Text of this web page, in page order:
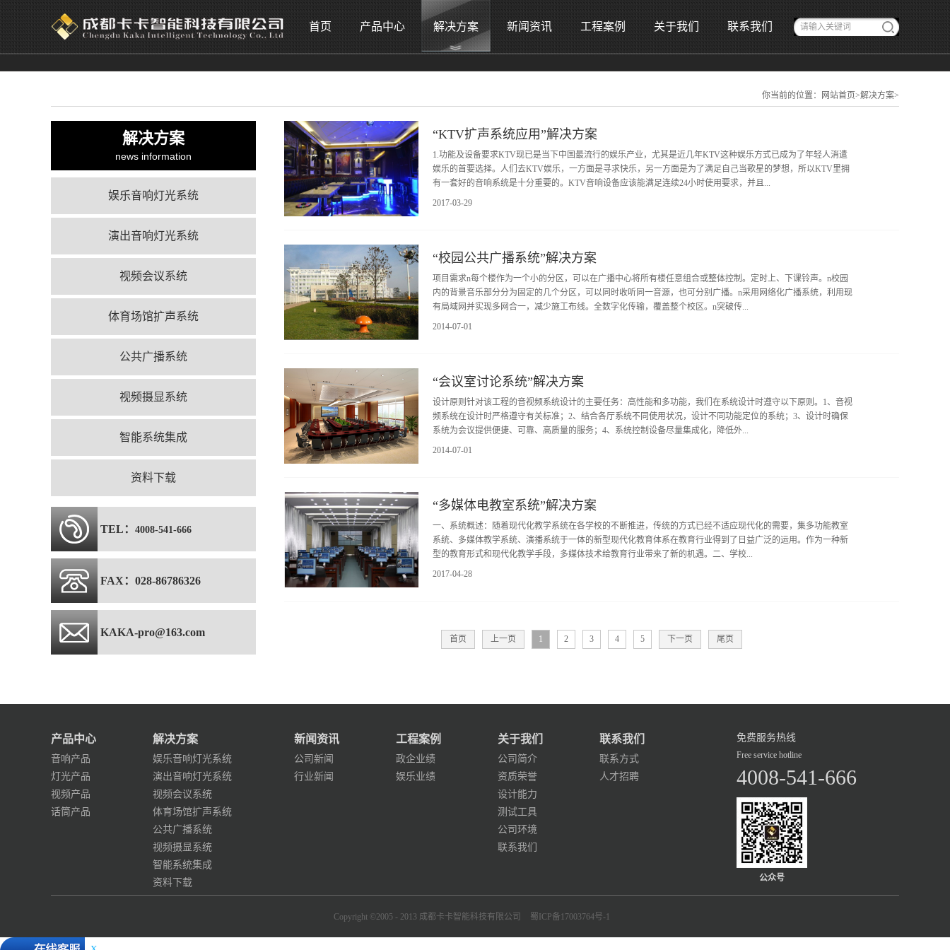
首页 产品中心 解决方案 新闻资讯 工程案例 关于我们 联系我们
你当前的位置： 网站首页>解决方案>
解决方案
news information
娱乐音响灯光系统
演出音响灯光系统
视频会议系统
体育场馆扩声系统
公共广播系统
视频摄显系统
智能系统集成
资料下载
TEL： 4008-541-666
FAX：028-86786326
KAKA-pro@163.com
“KTV扩声系统应用”解决方案
1.功能及设备要求KTV现已是当下中国最流行的娱乐产业，尤其是近几年KTV这种娱乐方式已成为了年轻人消遣
娱乐的首要选择。人们去KTV娱乐，一方面是寻求快乐，另一方面是为了满足自己当歌星的梦想，所以KTV里拥
有一套好的音响系统是十分重要的。KTV音响设备应该能满足连续24小时使用要求，并且...
2017-03-29
“校园公共广播系统”解决方案
项目需求n每个楼作为一个小的分区，可以在广播中心将所有楼任意组合或整体控制。定时上、下课铃声。n校园
内的背景音乐部分分为固定的几个分区，可以同时收听同一音源，也可分别广播。n采用网络化广播系统，利用现
有局域网并实现多网合一，减少施工布线。全数字化传输，覆盖整个校区。n突破传...
2014-07-01
“会议室讨论系统”解决方案
设计原则针对该工程的音视频系统设计的主要任务：高性能和多功能，我们在系统设计时遵守以下原则。1、音视
频系统在设计时严格遵守有关标准；2、结合各厅系统不同使用状况，设计不同功能定位的系统；3、设计时确保
系统为会议提供便捷、可靠、高质量的服务；4、系统控制设备尽量集成化，降低外...
2014-07-01
“多媒体电教室系统”解决方案
一、系统概述：随着现代化教学系统在各学校的不断推进，传统的方式已经不适应现代化的需要，集多功能教室
系统、多媒体教学系统、演播系统于一体的新型现代化教育体系在教育行业得到了日益广泛的运用。作为一种新
型的教育形式和现代化教学手段，多媒体技术给教育行业带来了新的机遇。二、学校...
2017-04-28
首页 上一页 1 2 3 4 5 下一页 尾页
免费服务热线
Free service hotline
4008-541-666
公众号
产品中心
音响产品
灯光产品
视频产品
话筒产品
解决方案
娱乐音响灯光系统
演出音响灯光系统
视频会议系统
体育场馆扩声系统
公共广播系统
视频摄显系统
智能系统集成
资料下载
新闻资讯
公司新闻
行业新闻
工程案例
政企业绩
娱乐业绩
关于我们
公司简介
资质荣誉
设计能力
测试工具
公司环境
联系我们
联系我们
联系方式
人才招聘
Copyright ©2005 - 2013 成都卡卡智能科技有限公司 蜀ICP备17003764号-1